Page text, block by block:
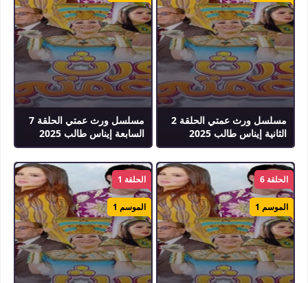
مسلسل ورث عمتي الحلقة 2
الثانية إيناس طالب 2025
مسلسل ورث عمتي الحلقة 7
السابعة إيناس طالب 2025
الحلقة 6
الموسم 1
الحلقة 1
الموسم 1